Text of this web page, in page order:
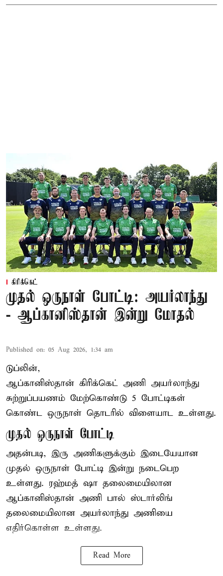
கிரிக்கெட்
முதல் ஒருநாள் போட்டி: அயர்லாந்து
- ஆப்கானிஸ்தான் இன்று மோதல்
Published on: 05 Aug 2026, 1:34 am
டுப்லின்,
ஆப்கானிஸ்தான் கிரிக்கெட் அணி அயர்லாந்து
சுற்றுப்பயணம் மேற்கொண்டு 5 போட்டிகள்
கொண்ட ஒருநாள் தொடரில் விளையாட உள்ளது.
முதல் ஒருநாள் போட்டி
அதன்படி, இரு அணிகளுக்கும் இடையேயான
முதல் ஒருநாள் போட்டி இன்று நடைபெற
உள்ளது. ரஹ்மத் ஷா தலைமையிலான
ஆப்கானிஸ்தான் அணி பால் ஸ்டார்லிங்
தலைமையிலான அயர்லாந்து அணியை
எதிர்கொள்ள உள்ளது.
Read More